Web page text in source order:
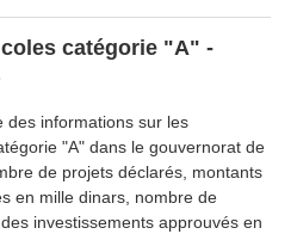
catégorie "A" -
des informations sur les
"A" dans le gouvernorat de
de projets déclarés, montants
en mille dinars, nombre de
investissements approuvés en